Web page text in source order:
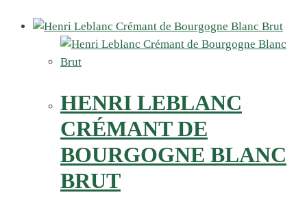
HENRI LEBLANC
CRÉMANT DE
BOURGOGNE BLANC
BRUT